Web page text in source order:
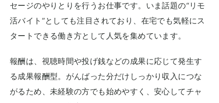
セージのやりとりを行うお仕事です。いま話題の“リモ
活バイト”としても注目されており、在宅でも気軽にス
タートできる働き方として人気を集めています。
報酬は、視聴時間や投げ銭などの成果に応じて発生す
る成果報酬型。がんばった分だけしっかり収入につな
がるため、未経験の方でも始めやすく、安心してチャ